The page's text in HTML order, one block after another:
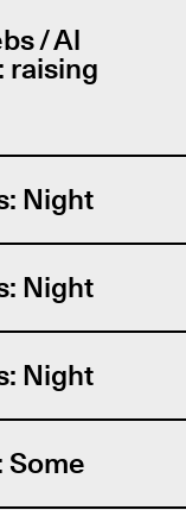
/ Al
raising
Night
Night
Night
Some